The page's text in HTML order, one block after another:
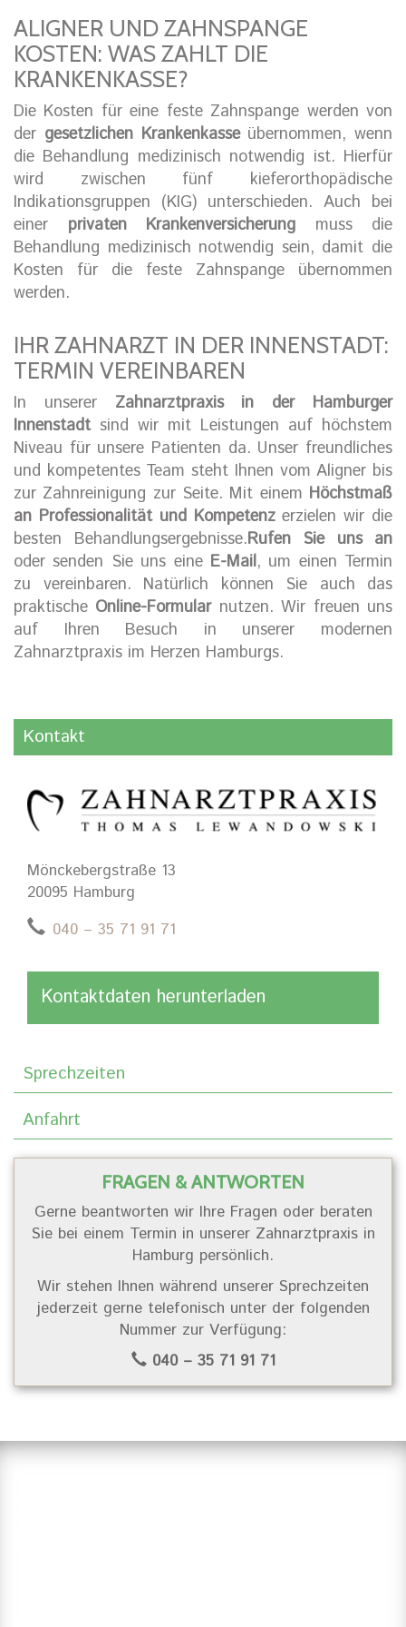
ALIGNER UND ZAHNSPANGE
KOSTEN: WAS ZAHLT DIE
KRANKENKASSE?
Die Kosten für eine feste Zahnspange werden von
der gesetzlichen Krankenkasseübernommen, wenn
die Behandlung medizinisch notwendig ist. Hierfür
wird zwischen fünf kieferorthopädische
Indikationsgruppen (KIG) unterschieden. Auch bei
einer privaten Krankenversicherung muss die
Behandlung medizinisch notwendig sein, damit die
Kosten für die feste Zahnspange übernommen
werden.
IHR ZAHNARZT IN DER INNENSTADT:
TERMIN VEREINBAREN
In unserer Zahnarztpraxis in der Hamburger
Innenstadtsind wir mit Leistungen auf höchstem
Niveau für unsere Patienten da. Unser freundliches
und kompetentes Team steht Ihnen vom Aligner bis
zur Zahnreinigung zur Seite. Mit einem Höchstmaß
an Professionalität und Kompetenzerzielen wir die
besten Behandlungsergebnisse.Rufen Sie uns an
oder senden Sie uns eine E-Mail, um einen Termin
zu vereinbaren. Natürlich können Sie auch das
praktische Online-Formularnutzen. Wir freuen uns
auf Ihren Besuch in unserer modernen
Zahnarztpraxis im Herzen Hamburgs.
Kontakt
Mönckebergstraße 13
20095 Hamburg
040 – 35 71 91 71
Kontaktdaten herunterladen
Sprechzeiten
Anfahrt
FRAGEN & ANTWORTEN
Gerne beantworten wir Ihre Fragen oder beraten
Sie bei einem Termin in unserer Zahnarztpraxis in
Hamburg persönlich.
Wir stehen Ihnen während unserer Sprechzeiten
jederzeit gerne telefonisch unter der folgenden
Nummer zur Verfügung:
040 – 35 71 91 71